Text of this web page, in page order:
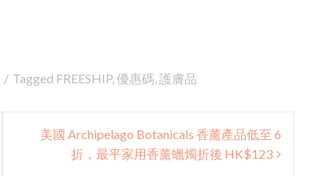
Tagged FREESHIP,優惠碼,護膚品
美國 Archipelago Botanicals 香薰產品低至 6
折，最平家用香薰蠟燭折後 HK$123